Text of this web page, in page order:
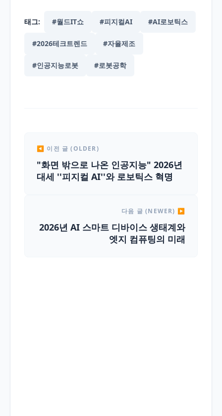
태그: #월드IT쇼 #피지컬AI #AI로보틱스
#2026테크트렌드 #자율제조
#인공지능로봇 #로봇공학
◀ 이전 글 (OLDER)
"화면 밖으로 나온 인공지능" 2026년
대세 ''피지컬 AI''와 로보틱스 혁명
다음 글 (NEWER) ▶
2026년 AI 스마트 디바이스 생태계와
엣지 컴퓨팅의 미래